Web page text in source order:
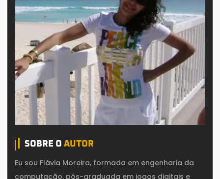
SOBRE O AUTOR
Eu sou Flávia Moreira, formada em engenharia da
computação, pós-graduada em jogos digitais e